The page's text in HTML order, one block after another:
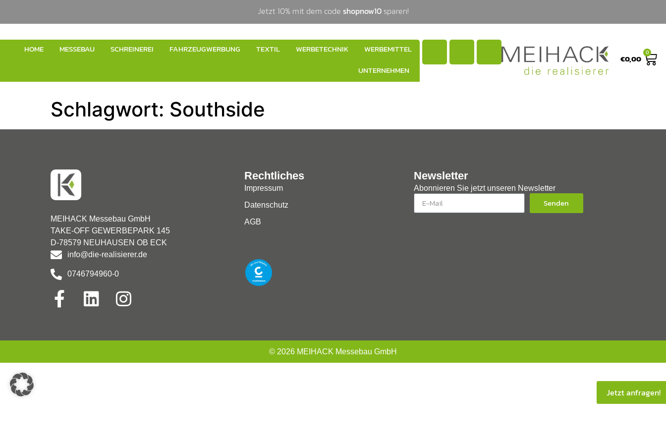
Jetzt 10% mit dem code shopnow10sparen!
HOME MESSEBAU SCHREINEREI FAHRZEUGWERBUNG TEXTIL WERBETECHNIK
WERBEMITTEL
UNTERNEHMEN
€0,00
0
Jetzt anfragen!
Schlagwort: Southside
MEIHACK Messebau GmbH
TAKE-OFF GEWERBEPARK 145
D-78579 NEUHAUSEN OB ECK
info@die-realisierer.de
0746794960-0
Rechtliches
Impressum
Datenschutz
AGB
Newsletter
Abonnieren Sie jetzt unseren Newsletter
Senden
© 2026 MEIHACK Messebau GmbH